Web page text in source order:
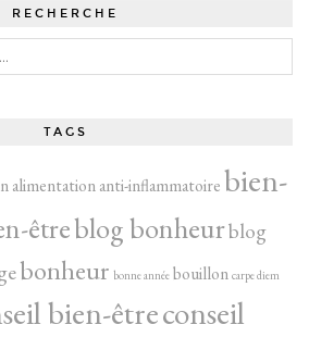
RECHERCHE
TAGS
alimentation anti-inflammatoirebien-
êtreblog bonheurblog
bonheur bonne année bouillon carpe diem
bien-êtreconseil